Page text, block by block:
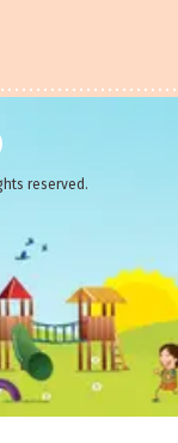
reserved.